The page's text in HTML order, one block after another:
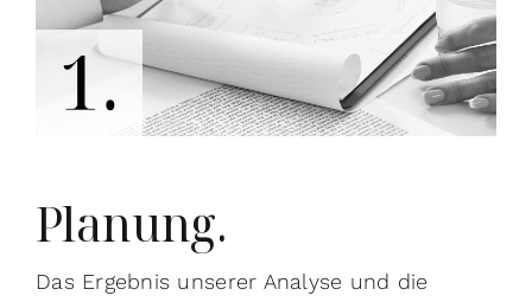
Planung.
Das Ergebnis unserer Analyse und die